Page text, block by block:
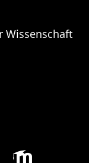
Wissenschaft